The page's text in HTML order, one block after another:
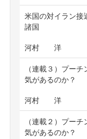
米国の対イラン接
諸国
河村 洋
（連載３）プー
気があるのか？
河村 洋
（連載２）プー
気があるのか？